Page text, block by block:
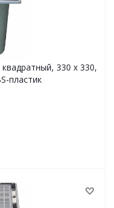
330 x 330,
пластик